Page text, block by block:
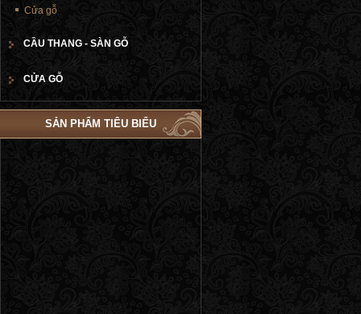
Cửa gỗ
CẦU THANG - SÀN GỖ
CỬA GỖ
SẢN PHẨM TIÊU BIỂU